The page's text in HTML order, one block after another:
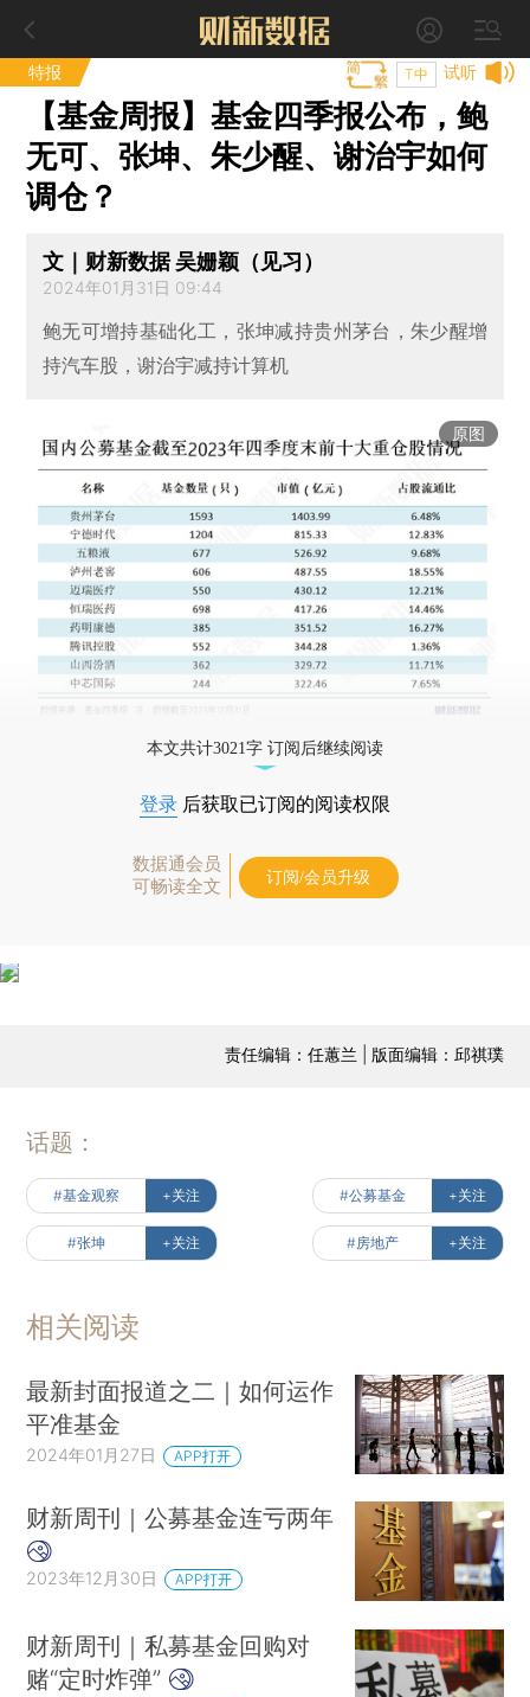
特报 试听
T中
【基金周报】基金四季报公布，鲍
无可、张坤、朱少醒、谢治宇如何
调仓？
文｜财新数据 吴姗颖（见习）
2024年01月31日 09:44
鲍无可增持基础化工，张坤减持贵州茅台，朱少醒增
持汽车股，谢治宇减持计算机
原图
本文共计3021字 订阅后继续阅读
登录 后获取已订阅的阅读权限
数据通会员
可畅读全文
订阅/会员升级
责任编辑：任蕙兰 | 版面编辑：邱祺璞
话题：
#基金观察 +关注 #公募基金 +关注
#张坤 +关注 #房地产 +关注
相关阅读
最新封面报道之二｜如何运作
平准基金
2024年01月27日 APP打开
财新周刊｜公募基金连亏两年
2023年12月30日 APP打开
财新周刊｜私募基金回购对
赌“定时炸弹”